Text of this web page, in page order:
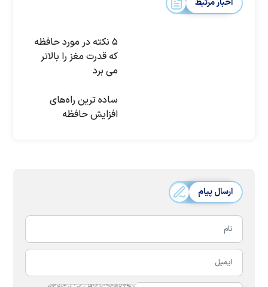
اخبار مرتبط
۵ نکته در مورد حافظه
که قدرت مغز را بالاتر
می برد
ساده ترین راه‌های
افزایش حافظه
ارسال پیام